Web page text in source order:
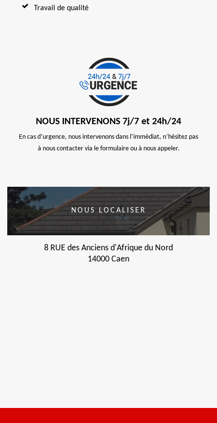
Travail de qualité
NOUS INTERVENONS 7j/7 et 24h/24
En cas d’urgence, nous intervenons dans l’immédiat, n’hésitez pas
à nous contacter via le formulaire ou à nous appeler.
NOUS LOCALISER
8 RUE des Anciens d'Afrique du Nord
14000 Caen